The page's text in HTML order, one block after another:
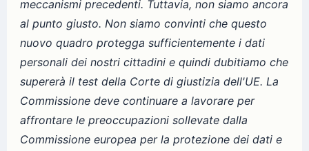
meccanismi precedenti. Tuttavia, non siamo ancora
al punto giusto. Non siamo convinti che questo
nuovo quadro protegga sufficientemente i dati
personali dei nostri cittadini e quindi dubitiamo che
supererà il test della Corte di giustizia dell'UE. La
Commissione deve continuare a lavorare per
affrontare le preoccupazioni sollevate dalla
Commissione europea per la protezione dei dati e